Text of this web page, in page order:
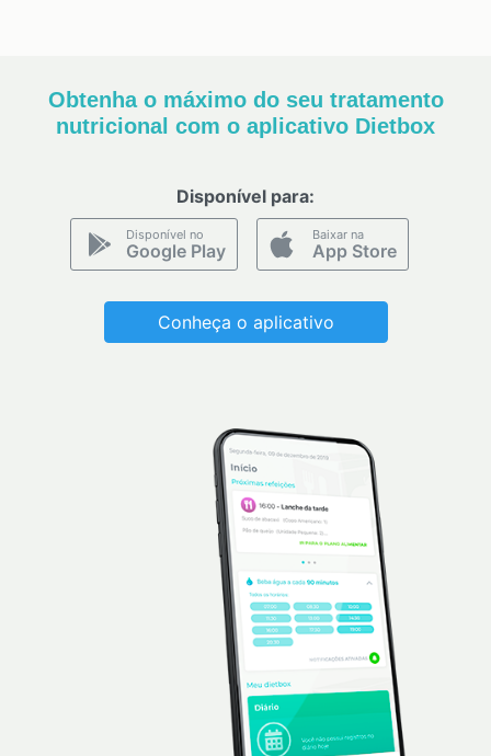
Obtenha o máximo do seu tratamento
nutricional com o aplicativo Dietbox
Disponível para:
Disponível no
Google Play
Baixar na
App Store
Conheça o aplicativo